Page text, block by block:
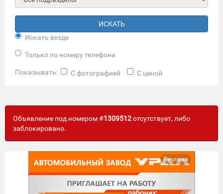
ИСКАТЬ
Искать везде
Только по номеру телефона
Показывать: С фотографией С ценой
Объявление под номером #1309512отсутствует, либо
заблокировано.
Реклама